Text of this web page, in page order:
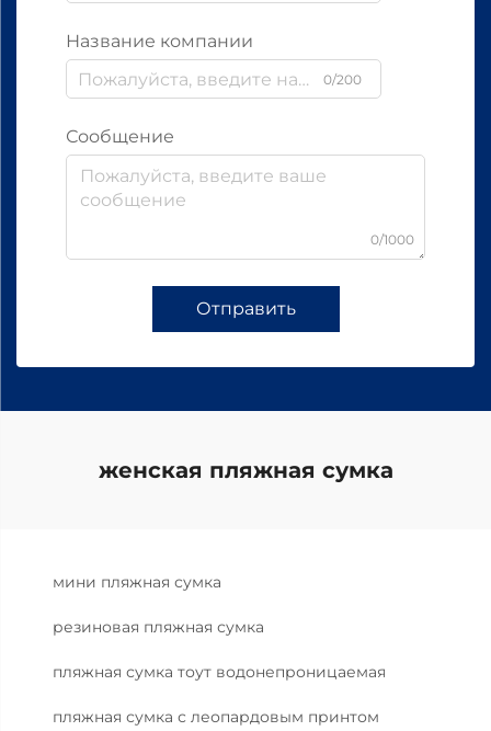
Название компании
0/200
Сообщение
0/1000
Отправить
женская пляжная сумка
мини пляжная сумка
резиновая пляжная сумка
пляжная сумка тоут водонепроницаемая
пляжная сумка с леопардовым принтом